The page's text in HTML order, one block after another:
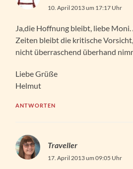
10. April 2013 um 17:17 Uhr
Ja,die Hoffnung bleibt, liebe
Zeiten bleibt die kritische
nicht überraschend überhand
Liebe Grüße
Helmut
ANTWORTEN
Traveller
17. April 2013 um 09:05 Uhr